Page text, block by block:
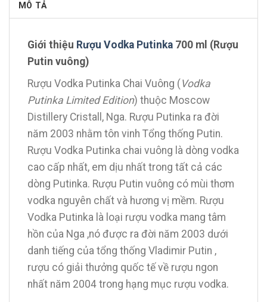
MÔ TẢ
Giới thiệu Rượu Vodka Putinka 700 ml (Rượu
Putin vuông)
Rượu Vodka Putinka Chai Vuông (Vodka
Putinka Limited Edition) thuộc Moscow
Distillery Cristall, Nga. Rượu Putinka ra đời
năm 2003 nhằm tôn vinh Tổng thống Putin.
Rượu Vodka Putinka chai vuông là dòng vodka
cao cấp nhất, em dịu nhất trong tất cả các
dòng Putinka. Rượu Putin vuông có mùi thơm
vodka nguyên chất và hương vị mềm. Rượu
Vodka Putinka là loại rượu vodka mang tâm
hồn của Nga ,nó được ra đời năm 2003 dưới
danh tiếng của tổng thống Vladimir Putin ,
rượu có giải thưởng quốc tế về rượu ngon
nhất năm 2004 trong hạng mục rượu vodka.